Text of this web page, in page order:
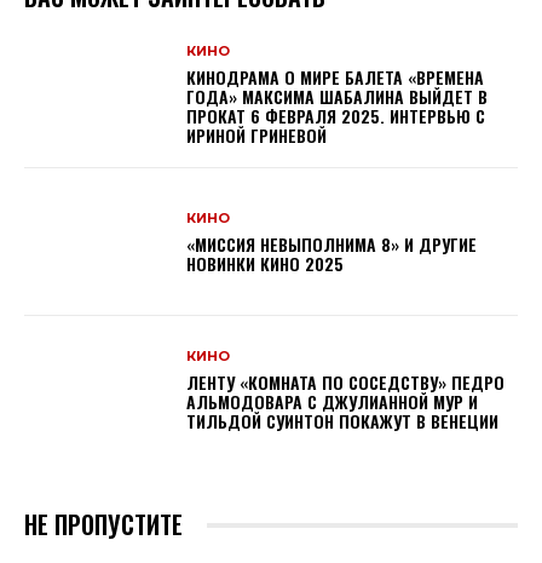
КИНО
КИНОДРАМА О МИРЕ БАЛЕТА «ВРЕМЕНА
ГОДА» МАКСИМА ШАБАЛИНА ВЫЙДЕТ В
ПРОКАТ 6 ФЕВРАЛЯ 2025. ИНТЕРВЬЮ С
ИРИНОЙ ГРИНЕВОЙ
КИНО
«МИССИЯ НЕВЫПОЛНИМА 8» И ДРУГИЕ
НОВИНКИ КИНО 2025
КИНО
ЛЕНТУ «КОМНАТА ПО СОСЕДСТВУ» ПЕДРО
АЛЬМОДОВАРА С ДЖУЛИАННОЙ МУР И
ТИЛЬДОЙ СУИНТОН ПОКАЖУТ В ВЕНЕЦИИ
НЕ ПРОПУСТИТЕ